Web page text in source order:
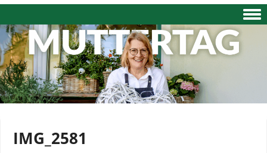
Skip to content
IMG_2581